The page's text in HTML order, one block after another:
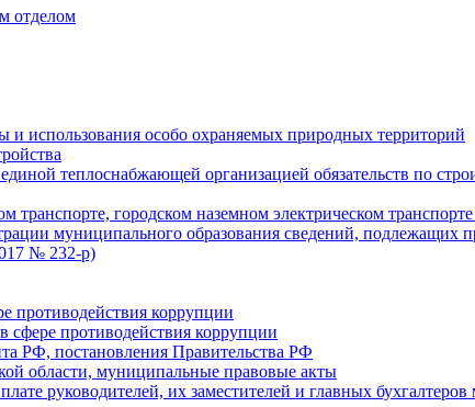
отделом
использования особо охраняемых природных территорий
теплоснабжающей организацией обязательств по
городском наземном электрическом
муниципального образования сведений, подлежащих
№ 232-р)
противодействия коррупции
противодействия коррупции
РФ, постановления Правительства РФ
области, муниципальные правовые акты
руководителей, их заместителей и главных